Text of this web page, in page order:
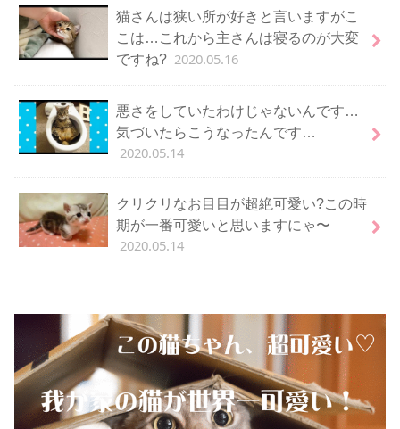
猫さんは狭い所が好きと言いますがこ
こは…これから主さんは寝るのが大変
ですね? 2020.05.16
悪さをしていたわけじゃないんです…
気づいたらこうなったんです…
2020.05.14
クリクリなお目目が超絶可愛い?この時
期が一番可愛いと思いますにゃ〜
2020.05.14